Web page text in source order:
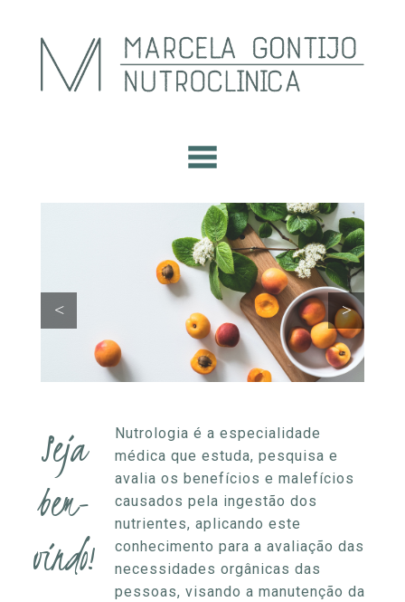
Previous
Seja
bem-
vindo!
Nutrologia é a especialidade
médica que estuda, pesquisa e
avalia os benefícios e malefícios
causados pela ingestão dos
nutrientes, aplicando este
conhecimento para a avaliação das
necessidades orgânicas das
pessoas, visando a manutenção da